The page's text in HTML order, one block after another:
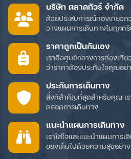
บริษัท ตลาดทัวร์ จำกัด
ด้วยประสบการณ์ท่องเที่ยวก
วางแผนการเดินทางในทุกท
ราคาถูกเป็นกันเอง
เราคือศูนย์กลางการท่องเที่
ว่าราคาต้องประทับใจคุณอย่
ประกันการเดินทาง
สิ่งที่สำคัญที่สุดสำหรับคุณ เ
ตลอดการเดินทาง
แนะนำแผนการเดินทาง
เราใส่ใจและแนะนำแผนการ
ของเต็มไปด้วยความสุขอย่า